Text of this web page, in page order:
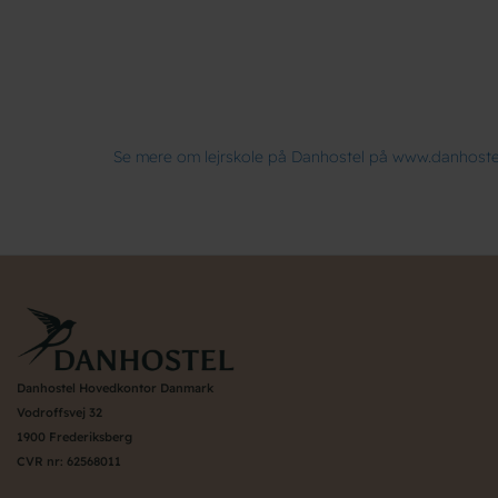
Se mere om lejrskole på Danhostel på
Danhostel Hovedkontor Danmark
Vodroffsvej 32
1900 Frederiksberg
CVR nr: 62568011